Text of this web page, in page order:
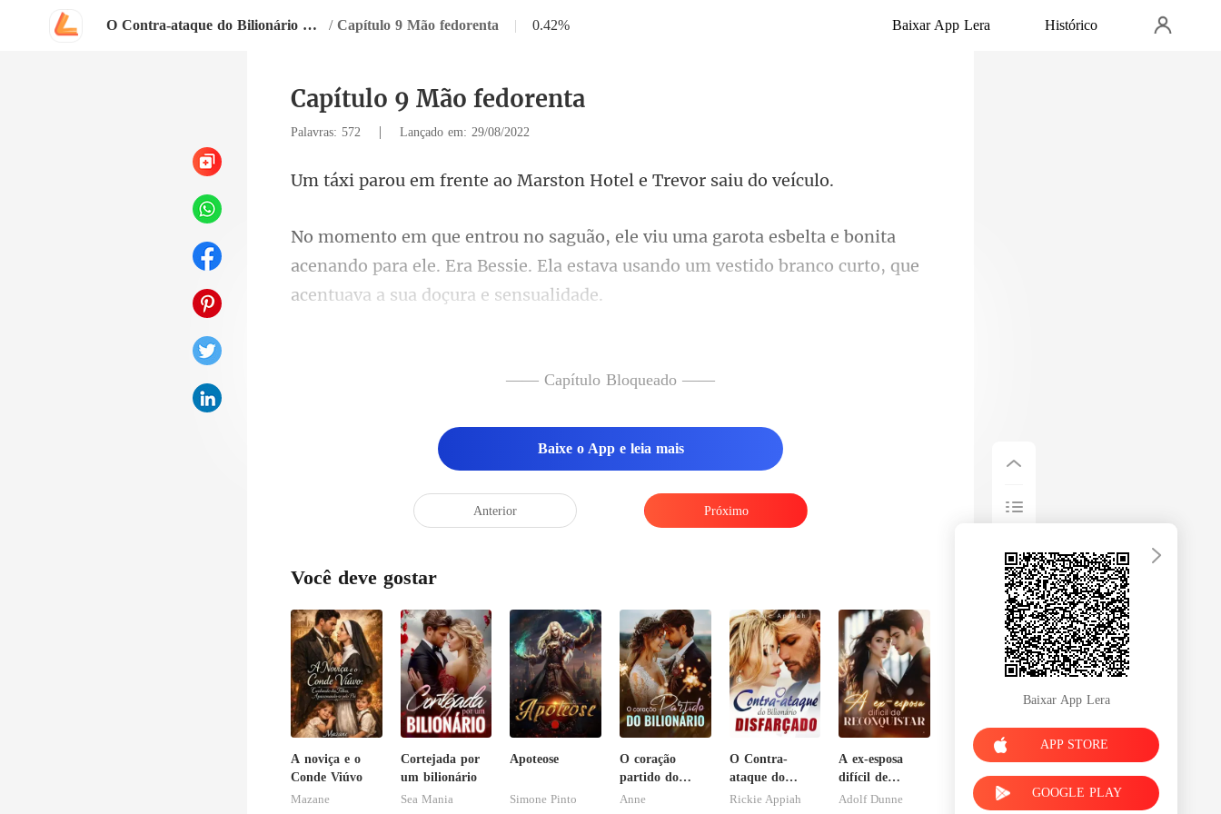
O Contra-ataque do Bilionário Disfarçado / Capítulo 9 Mão fedorenta | 0.42% Baixar App Lera Histórico
Capítulo 9 Mão fedorenta
Palavras: 572 | Lançado em: 29/08/2022
e ao Marston Hotel e T
e bonita
acenando para ele. Era Bessie. Ela estava usando um ve
—— Capítulo Bloqueado ——
Baixe o App e leia mais
Anterior Próximo
Você deve gostar
A noviça e o
Conde Viúvo
Mazane
Cortejada por
um bilionário
Sea Mania
Apoteose
Simone Pinto
O coração
partido do
bilionário
Anne
O Contra-
ataque do
Bilionário
Rickie Appiah
A ex-esposa
difícil de
reconquistar
Adolf Dunne
Baixar App Lera
APP STORE
GOOGLE PLAY